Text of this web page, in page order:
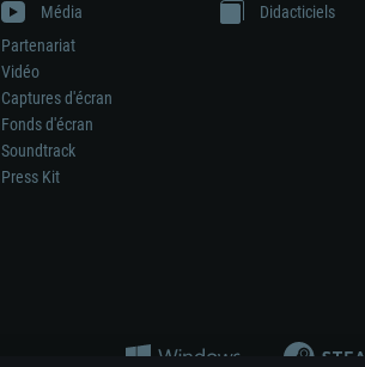
Média
Partenariat
Vidéo
Captures d'écran
Fonds d'écran
Soundtrack
Press Kit
Didacticiels